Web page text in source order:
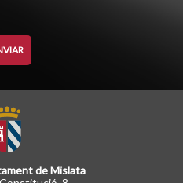
de Mislata